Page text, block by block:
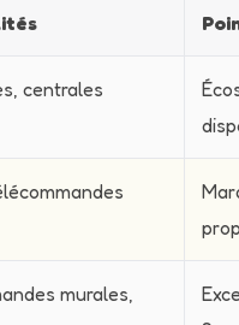
centrales
murales,